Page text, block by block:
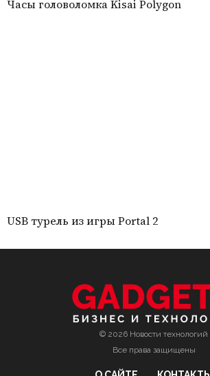
Часы головоломка Kisai Polygon
USB турель из игры Portal 2
© 2026 Новости технологий
Все права защищены